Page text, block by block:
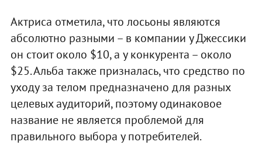
Актриса отметила, что лосьоны являются
абсолютно разными – в компании у Джессики
он стоит около $10, а у конкурента – около
$25. Альба также призналась, что средство по
уходу за телом предназначено для разных
целевых аудиторий, поэтому одинаковое
название не является проблемой для
правильного выбора у потребителей.